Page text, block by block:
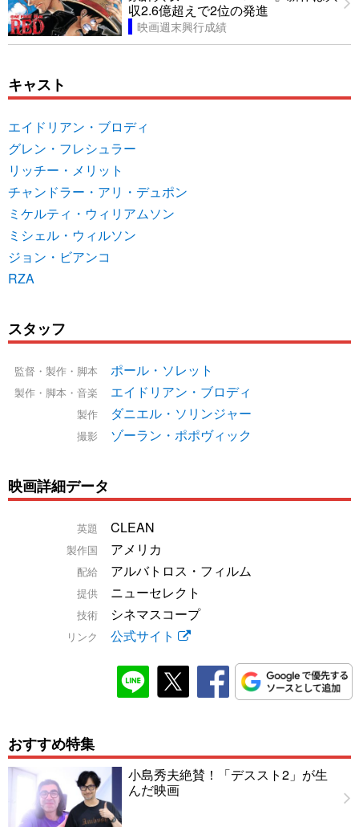
収2.6億超えで2位の発進
映画週末興行成績
キャスト
エイドリアン・ブロディ
グレン・フレシュラー
リッチー・メリット
チャンドラー・アリ・デュポン
ミケルティ・ウィリアムソン
ミシェル・ウィルソン
ジョン・ビアンコ
RZA
スタッフ
監督・製作・脚本 ポール・ソレット
製作・脚本・音楽 エイドリアン・ブロディ
製作 ダニエル・ソリンジャー
撮影 ゾーラン・ポポヴィック
映画詳細データ
英題 CLEAN
製作国 アメリカ
配給 アルバトロス・フィルム
提供 ニューセレクト
技術 シネマスコープ
リンク 公式サイト
おすすめ特集
小島秀夫絶賛！「デススト2」が生
んだ映画